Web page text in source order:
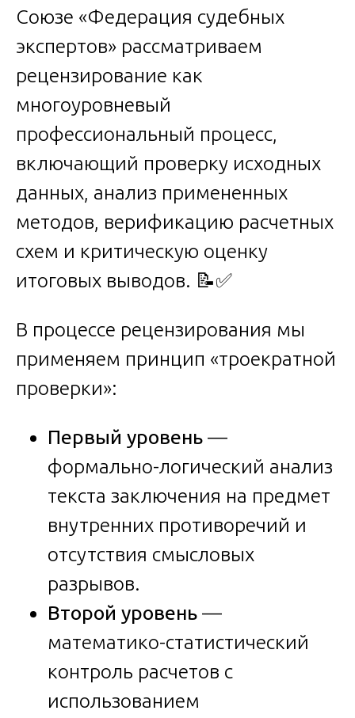
Союзе «Федерация судебных
экспертов» рассматриваем
рецензирование как
многоуровневый
профессиональный процесс,
включающий проверку исходных
данных, анализ примененных
методов, верификацию расчетных
схем и критическую оценку
итоговых выводов. 📝✅
В процессе рецензирования мы
применяем принцип «троекратной
проверки»:
Первый уровень —
формально-логический анализ
текста заключения на предмет
внутренних противоречий и
отсутствия смысловых
разрывов.
Второй уровень —
математико-статистический
контроль расчетов с
использованием